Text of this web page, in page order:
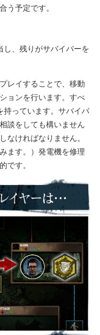
う予定です。
、残りがサバイバーを
レイすることで、移動
ョンを行います。すべ
持っています。サバイバ
談をしても構いません
なければなりません。
ます。）発電機を修理
です。